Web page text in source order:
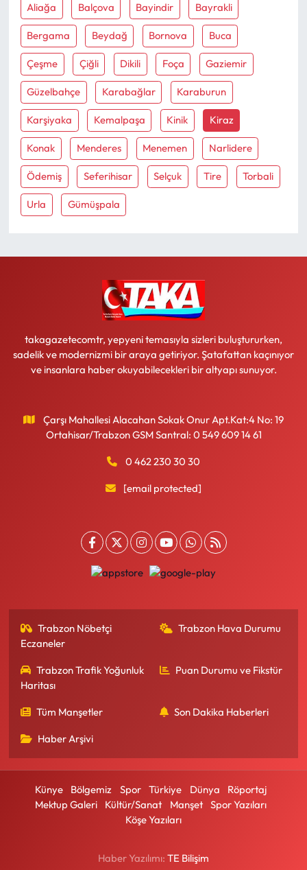
Aliağa Balçova Bayindir Bayrakli
Bergama Beydağ Bornova Buca
Çeşme Çiğli Dikili Foça Gaziemir
Güzelbahçe Karabağlar Karaburun
Karşiyaka Kemalpaşa Kinik Kiraz
Konak Menderes Menemen Narlidere
Ödemiş Seferihisar Selçuk Tire Torbali
Urla Gümüşpala
takagazetecomtr, yepyeni temasıyla sizleri buluştururken,
sadelik ve modernizmi bir araya getiriyor. Şatafattan kaçınıyor
ve insanlara haber okuyabilecekleri bir altyapı sunuyor.
Çarşı Mahallesi Alacahan Sokak Onur Apt.Kat:4 No: 19
Ortahisar/Trabzon GSM Santral: 0 549 609 14 61
0 462 230 30 30
[email protected]
Trabzon Nöbetçi
Eczaneler
Trabzon Hava Durumu
Trabzon Trafik Yoğunluk
Haritası
Puan Durumu ve Fikstür
Tüm Manşetler Son Dakika Haberleri
Haber Arşivi
Künye Bölgemiz Spor Türkiye Dünya
Röportaj
Mektup Galeri
Kültür/Sanat Manşet
Spor Yazıları
Köşe Yazıları
Haber Yazılımı: TE Bilişim
Sağlık
Turizm
Teknoloji